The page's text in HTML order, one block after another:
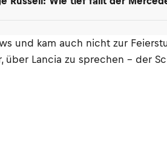
und kam auch nicht zur
über Lancia zu sprechen – der